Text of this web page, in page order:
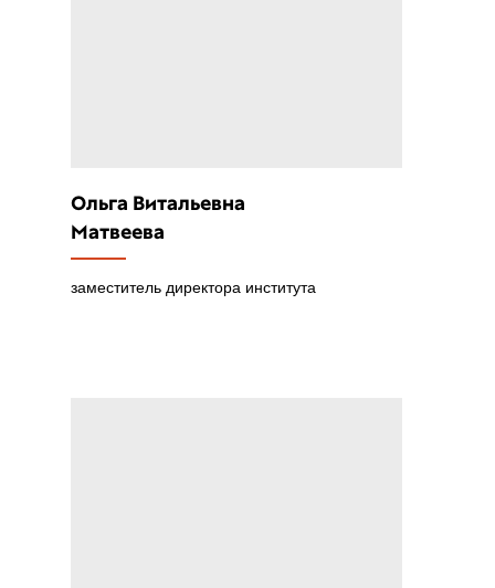
Ольга Витальевна
Матвеева
заместитель директора института